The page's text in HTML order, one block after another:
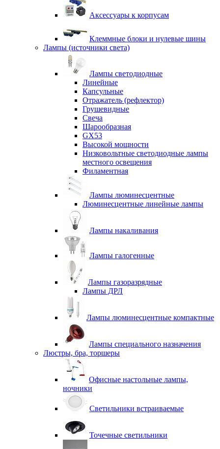
Аксессуары к корпусам
Клеммные блоки и нулевые шины
Лампы (источники света)
Лампы светодиодные
Линейные
Капсульные
Отражатель (рефлектор)
Грушевидные
Свеча
Шарообразная
GX53
Высокой мощности
Низковольтные светодиодные лампы
местного освещения
Филаментная
Лампы люминесцентные
Люминесцентные линейные лампы
Лампы накаливания
Лампы галогенные
Лампы газоразрядные
Лампы ДРЛ
Лампы люминесцентные компактные
Лампы специального назначения
Люстры, бра, торшеры
Офисные настольные лампы,
ночники
Светильники встраиваемые
Точечные светильники